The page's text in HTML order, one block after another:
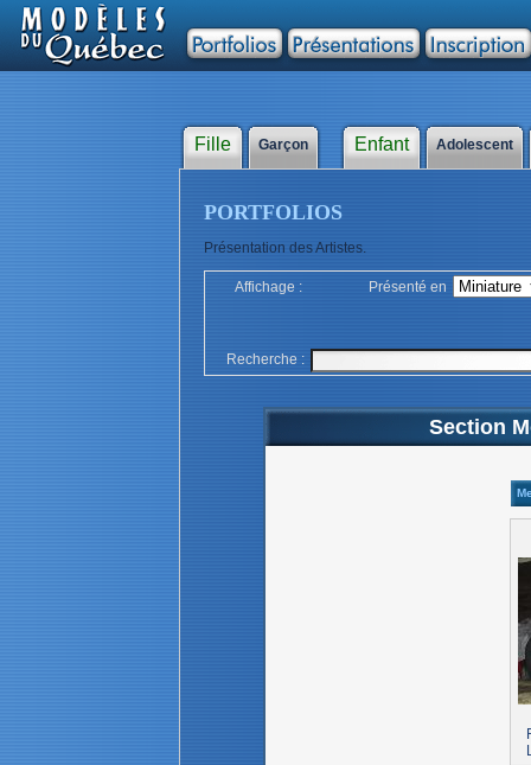
Fille Garçon Enfant Adolescent
PORTFOLIOS
Présentation des Artistes.
Affichage : Présenté en
Recherche :
Section